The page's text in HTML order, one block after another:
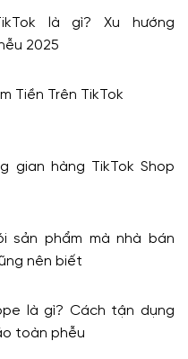
là gì? Xu hướng
2025
Tiền Trên TikTok
gian hàng TikTok Shop
sản phẩm mà nhà bán
nên biết
là gì? Cách tận dụng
toàn phễu